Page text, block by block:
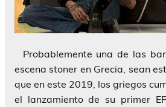
Probablemente una de las
escena stoner en Grecia, sean
que en este 2019, los griegos
el lanzamiento de su primer